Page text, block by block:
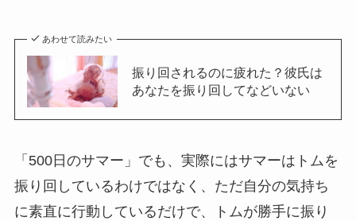
あわせて読みたい
振り回されるのに疲れた？彼氏は
あなたを振り回してなどいない
「500日のサマー」でも、実際にはサマーはトムを
振り回しているわけではなく、ただ自分の気持ち
に素直に行動しているだけで、トムが勝手に振り